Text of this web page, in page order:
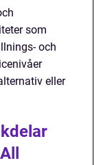
som
och
eller